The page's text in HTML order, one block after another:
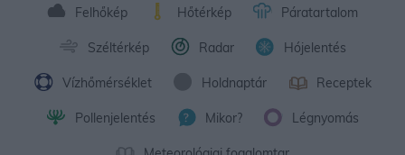
Felhőkép Hőtérkép Páratartalom
Széltérkép Radar Hójelentés
Vízhőmérséklet Holdnaptár Receptek
Pollenjelentés Mikor? Légnyomás